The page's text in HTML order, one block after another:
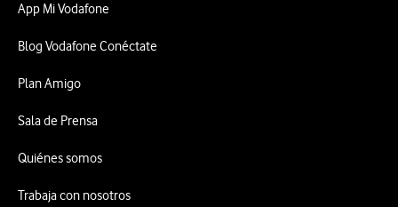
App Mi Vodafone
Blog Vodafone Conéctate
Plan Amigo
Sala de Prensa
Quiénes somos
Trabaja con nosotros